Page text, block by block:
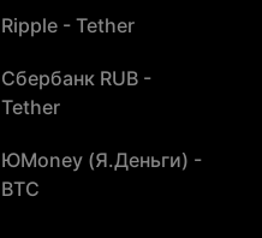
Ripple - Tether
Сбербанк RUB -
Tether
ЮMoney (Я.Деньги) -
BTC